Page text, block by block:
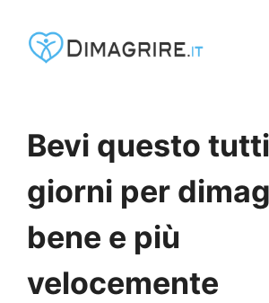
Bevi questo
giorni per
bene e più
velocemente